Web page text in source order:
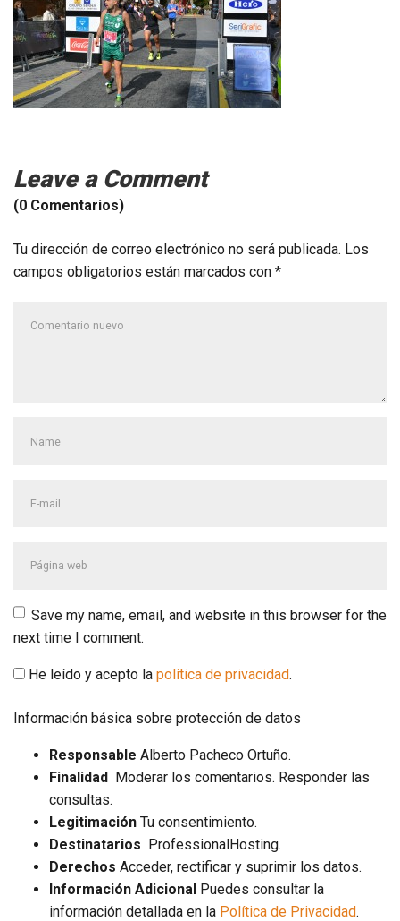
Leave a Comment
(0 Comentarios)
Tu dirección de correo electrónico no será publicada. Los
campos obligatorios están marcados con *
comentario*
apellido
electrónico *
web
Save my name, email, and website in this browser for the
next time I comment.
He leído y acepto la política de privacidad.
Información básica sobre protección de datos
Responsable Alberto Pacheco Ortuño.
Finalidad Moderar los comentarios. Responder las
consultas.
Legitimación Tu consentimiento.
Destinatarios ProfessionalHosting.
Derechos Acceder, rectificar y suprimir los datos.
Información Adicional Puedes consultar la
información detallada en la Política de Privacidad.